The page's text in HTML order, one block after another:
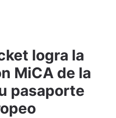
logra la
MiCA de la
pasaporte